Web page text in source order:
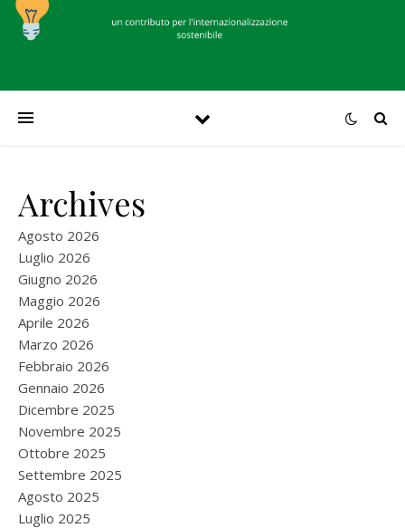
Archives
Agosto 2026
Luglio 2026
Giugno 2026
Maggio 2026
Aprile 2026
Marzo 2026
Febbraio 2026
Gennaio 2026
Dicembre 2025
Novembre 2025
Ottobre 2025
Settembre 2025
Agosto 2025
Luglio 2025